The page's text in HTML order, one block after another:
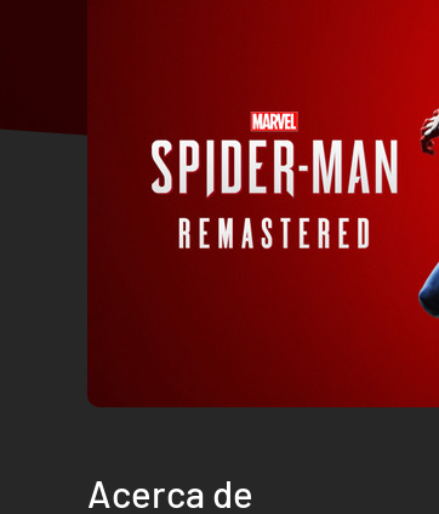
Acerca de